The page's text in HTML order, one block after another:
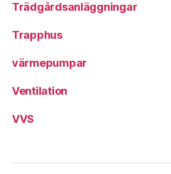
Trädgårdsanläggningar
Trapphus
värmepumpar
Ventilation
VVS